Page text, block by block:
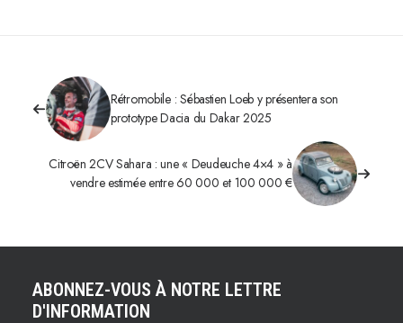
Rétromobile : Sébastien Loeb y présentera son
prototype Dacia du Dakar 2025
Citroën 2CV Sahara : une « Deudeuche 4×4 » à
vendre estimée entre 60 000 et 100 000 €
ABONNEZ-VOUS À NOTRE LETTRE
D'INFORMATION